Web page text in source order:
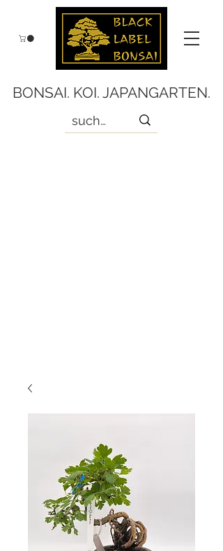
BONSAI. KOI. JAPANGARTEN.